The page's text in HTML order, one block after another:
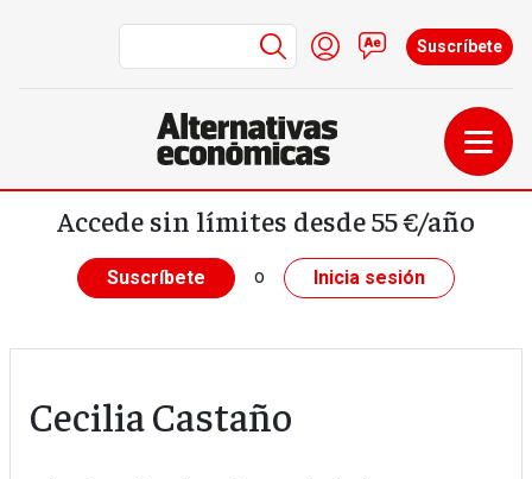
Pasar al contenido principal
Menú de cuenta de
Iniciar sesión
Contacto
Suscríbete
Accede sin límites desde 55 €/año
Suscríbete o Inicia sesión
Cecilia Castaño